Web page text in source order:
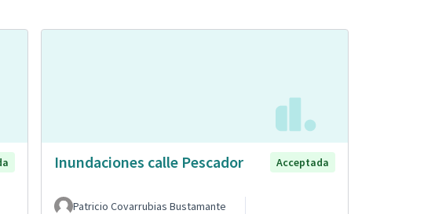
Inundaciones calle Pescador Acceptada
Patricio Covarrubias Bustamante